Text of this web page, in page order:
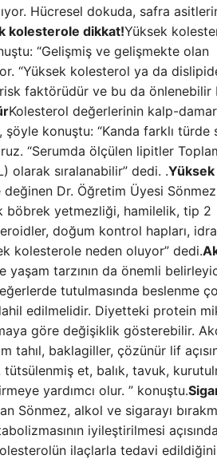
Hücresel dokuda, safra
kolesterole dikkat!Yüksek
“Gelişmiş ve gelişmekte olan
“Yüksek kolesterol ya da
faktörüdür ve bu da önlenebilir
Kolesterol değerlerinin kalp-damar
şöyle konuştu: “Kanda farklı türde
“Serumda ölçülen lipitler
sıralanabilir” dedi. .Yüksek
Dr. Öğretim Üyesi
böbrek yetmezliği, hamilelik, tip 2
doğum kontrol hapları,
kolesterole neden oluyor” dedi.
tarzının da önemli
tutulmasında beslenme
edilmelidir. Diyetteki protein
göre değişiklik gösterebilir.
tahıl, baklagiller, çözünür lif
et, balık, tavuk,
yardımcı olur. ” konuştu.
Sönmez, alkol ve sigarayı
iyileştirilmesi
ilaçlarla tedavi edildiğini